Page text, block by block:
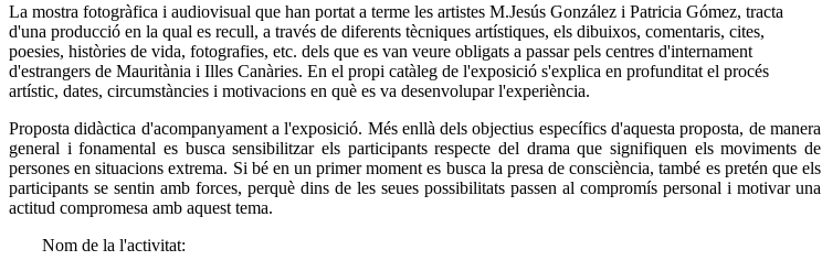
La mostra fotogràfica i audiovisual que han portat a terme les artistes M.Jesús González i Patricia Gómez, tracta
d'una producció en la qual es recull, a través de diferents tècniques artístiques, els dibuixos, comentaris, cites,
poesies, històries de vida, fotografies, etc. dels que es van veure obligats a passar pels centres d'internament
d'estrangers de Mauritània i Illes Canàries. En el propi catàleg de l'exposició s'explica en profunditat el procés
artístic, dates, circumstàncies i motivacions en què es va desenvolupar l'experiència.
Proposta didàctica d'acompanyament a l'exposició. Més enllà dels objectius específics d'aquesta proposta, de manera
general i fonamental es busca sensibilitzar els participants respecte del drama que signifiquen els moviments de
persones en situacions extrema. Si bé en un primer moment es busca la presa de consciència, també es pretén que els
participants se sentin amb forces, perquè dins de les seues possibilitats passen al compromís personal i motivar una
actitud compromesa amb aquest tema.
Nom de la l'activitat: